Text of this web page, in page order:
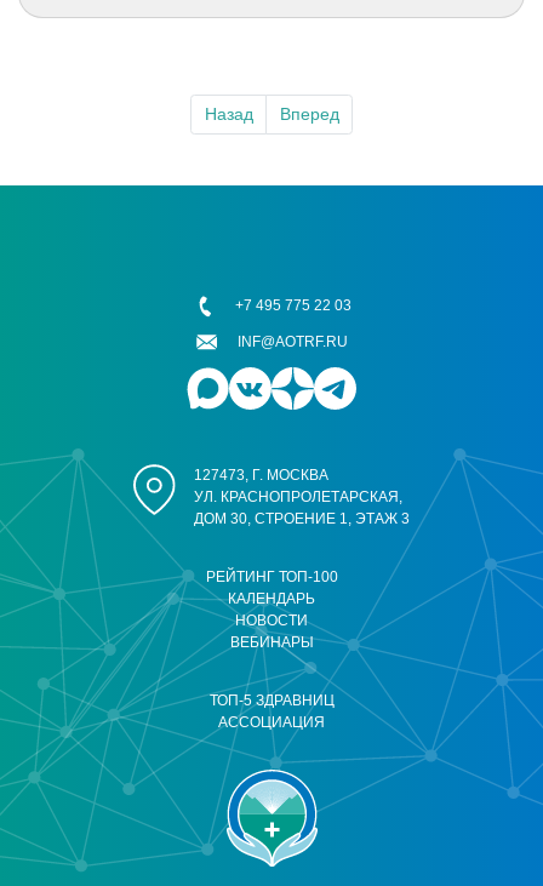
Назад Вперед
РЕЙТИНГ ТОП-100
КАЛЕНДАРЬ
НОВОСТИ
ВЕБИНАРЫ
ТОП-5 ЗДРАВНИЦ
АССОЦИАЦИЯ
127473, Г. МОСКВА
УЛ. КРАСНОПРОЛЕТАРСКАЯ,
ДОМ 30, СТРОЕНИЕ 1, ЭТАЖ 3
+7 495 775 22 03
INF@AOTRF.RU